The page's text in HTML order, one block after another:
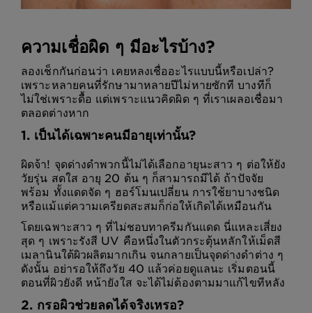
ความเชื่อผิด ๆ มีอะไรบ้าง?
ลองเช็กกันก่อนว่า เคยหลงเชื่ออะไรแบบนี้หรือเปล่า?
เพราะหลายคนที่รักษามาหลายปีไม่หายซักที บางทีก็
ไม่ใช่เพราะดื้อ แต่เพราะแนวคิดผิด ๆ ที่เราเผลอเชื่อมา
ตลอดต่างหาก
1. เป็นได้เฉพาะคนมีอายุเท่านั้น?
ผิดจ้า! จุดด่างดำพวกนี้ไม่ได้เลือกอายุนะสาว ๆ ต่อให้ยัง
วัยรุ่น สดใส อายุ 20 ต้น ๆ ก็สามารถมีได้ ถ้าปัจจัย
พร้อม ทั้งแดดจัด ๆ ฮอร์โมนเปลี่ยน การใช้ยาบางชนิด
หรือแม้แต่ความเครียดสะสมก็ก่อให้เกิดได้เหมือนกัน
โดยเฉพาะสาว ๆ ที่ไม่ชอบทาครีมกันแดด นี่แหละเสี่ยง
สุด ๆ เพราะรังสี UV คือหนึ่งในตัวกระตุ้นหลักให้เม็ดสี
เมลานินใต้ผิวผลิตมากเกิน จนกลายเป็นจุดด่างดำต่าง ๆ
ดังนั้น อย่ารอให้ถึงวัย 40 แล้วค่อยดูแลนะ เริ่มตอนนี้
ตอนที่ผิวยังดี หน้ายังใส จะได้ไม่ต้องตามมาแก้ไขทีหลัง
2. กรอผิวช่วยลดได้จริงเหรอ?